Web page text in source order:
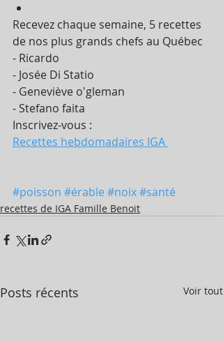
Recevez chaque semaine, 5 recettes
de nos plus grands chefs au Québec
- Ricardo
- Josée Di Statio
- Geneviève o'gleman
- Stefano faita
Inscrivez-vous :
Recettes hebdomadaires IGA
#poisson #érable #noix#santé
recettes de IGA Famille Benoit
Posts récents Voir tout